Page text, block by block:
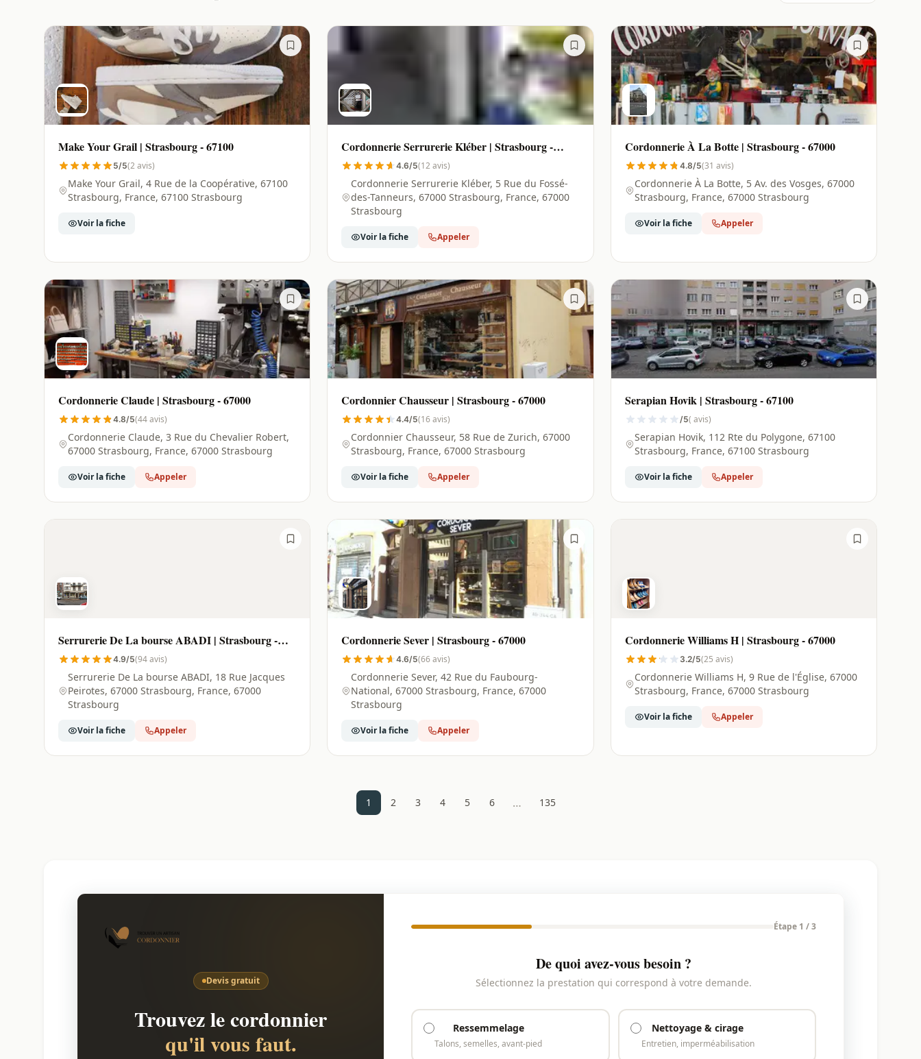
Make Your Grail | Strasbourg - 67100
5/5(2 avis)
Make Your Grail, 4 Rue de la Coopérative, 67100
Strasbourg, France, 67100 Strasbourg
Voir la fiche
Cordonnerie Serrurerie Kléber | Strasbourg -
67000
4.6/5(12 avis)
Cordonnerie Serrurerie Kléber, 5 Rue du Fossé-
des-Tanneurs, 67000 Strasbourg, France, 67000
Strasbourg
Voir la fiche Appeler
Cordonnerie À La Botte | Strasbourg - 67000
4.8/5(31 avis)
Cordonnerie À La Botte, 5 Av. des Vosges, 67000
Strasbourg, France, 67000 Strasbourg
Voir la fiche Appeler
Cordonnerie Claude | Strasbourg - 67000
4.8/5(44 avis)
Cordonnerie Claude, 3 Rue du Chevalier Robert,
67000 Strasbourg, France, 67000 Strasbourg
Voir la fiche Appeler
Cordonnier Chausseur | Strasbourg - 67000
4.4/5(16 avis)
Cordonnier Chausseur, 58 Rue de Zurich, 67000
Strasbourg, France, 67000 Strasbourg
Voir la fiche Appeler
Serapian Hovik | Strasbourg - 67100
/5( avis)
Serapian Hovik, 112 Rte du Polygone, 67100
Strasbourg, France, 67100 Strasbourg
Voir la fiche Appeler
Serrurerie De La bourse ABADI | Strasbourg -
67000
4.9/5(94 avis)
Serrurerie De La bourse ABADI, 18 Rue Jacques
Peirotes, 67000 Strasbourg, France, 67000
Strasbourg
Voir la fiche Appeler
Cordonnerie Sever | Strasbourg - 67000
4.6/5(66 avis)
Cordonnerie Sever, 42 Rue du Faubourg-
National, 67000 Strasbourg, France, 67000
Strasbourg
Voir la fiche Appeler
Cordonnerie Williams H | Strasbourg - 67000
3.2/5(25 avis)
Cordonnerie Williams H, 9 Rue de l'Église, 67000
Strasbourg, France, 67000 Strasbourg
Voir la fiche Appeler
1 2 3 4 5 6 … 135
Devis gratuit
Trouvez le cordonnier
qu'il vous faut.
Étape 1 / 3
De quoi avez-vous besoin ?
Sélectionnez la prestation qui correspond à votre demande.
Ressemmelage
Talons, semelles, avant-pied
Nettoyage & cirage
Entretien, imperméabilisation